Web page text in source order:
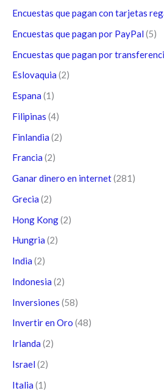
Encuestas que pagan con tarjetas
Encuestas que pagan por PayPal (5)
Encuestas que pagan por
Eslovaquia (2)
Espana (1)
Filipinas (4)
Finlandia (2)
Francia (2)
Ganar dinero en internet(281)
Grecia (2)
Hong Kong(2)
Hungria (2)
India (2)
Indonesia (2)
Inversiones (58)
Invertir en Oro (48)
Irlanda (2)
Israel (2)
Italia (1)